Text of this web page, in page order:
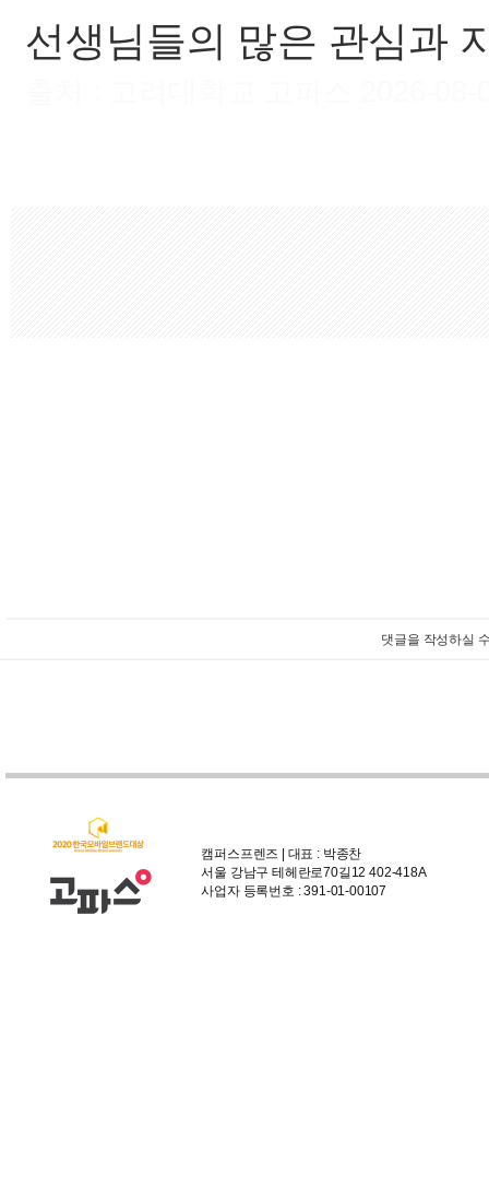
선생님들의 많은 관심과
댓글을 작성하실
캠퍼스프렌즈 | 대표 : 박종찬
서울 강남구 테헤란로70길12 402-418A
사업자 등록번호 : 391-01-00107